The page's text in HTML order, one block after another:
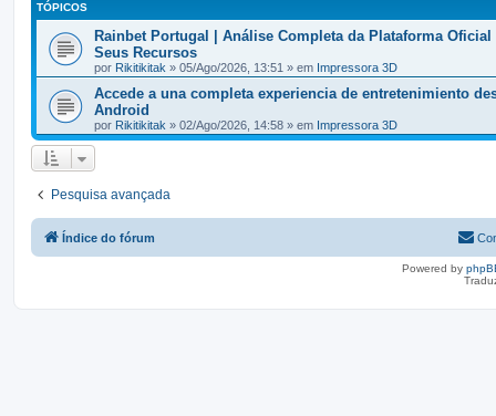
TÓPICOS
Rainbet Portugal | Análise Completa da Plataforma Oficial
Seus Recursos
por Rikitikitak » 05/Ago/2026, 13:51 » em Impressora 3D
Accede a una completa experiencia de entretenimiento
Android
por Rikitikitak » 02/Ago/2026, 14:58 » em Impressora 3D
Pesquisa avançada
Índice do fórum
Powered by